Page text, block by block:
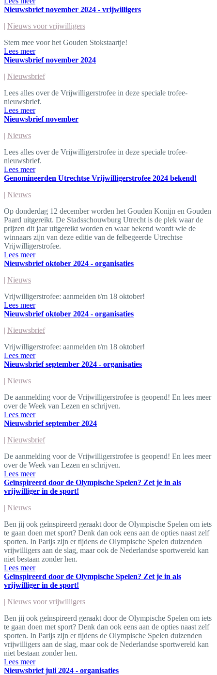
Nieuwsbrief november 2024 - vrijwilligers
| Nieuws voor vrijwilligers
Stem mee voor het Gouden Stokstaartje!
Lees meer
Nieuwsbrief november 2024
| Nieuwsbrief
Lees alles over de Vrijwilligerstrofee in deze speciale trofee-
nieuwsbrief.
Lees meer
Nieuwsbrief november
| Nieuws
Lees alles over de Vrijwilligerstrofee in deze speciale trofee-
nieuwsbrief.
Lees meer
Genomineerden Utrechtse Vrijwilligerstrofee 2024 bekend!
| Nieuws
Op donderdag 12 december worden het Gouden Konijn en Gouden
Paard uitgereikt. De Stadsschouwburg Utrecht is de plek waar de
prijzen dit jaar uitgereikt worden en waar bekend wordt wie de
winnaars zijn van deze editie van de felbegeerde Utrechtse
Vrijwilligerstrofee.
Lees meer
Nieuwsbrief oktober 2024 - organisaties
| Nieuws
Vrijwilligerstrofee: aanmelden t/m 18 oktober!
Lees meer
Nieuwsbrief oktober 2024 - organisaties
| Nieuwsbrief
Vrijwilligerstrofee: aanmelden t/m 18 oktober!
Lees meer
Nieuwsbrief september 2024 - organisaties
| Nieuws
De aanmelding voor de Vrijwilligerstrofee is geopend! En lees meer
over de Week van Lezen en schrijven.
Lees meer
Nieuwsbrief september 2024
| Nieuwsbrief
De aanmelding voor de Vrijwilligerstrofee is geopend! En lees meer
over de Week van Lezen en schrijven.
Lees meer
Geïnspireerd door de Olympische Spelen? Zet je in als
vrijwilliger in de sport!
| Nieuws
Ben jij ook geïnspireerd geraakt door de Olympische Spelen om iets
te gaan doen met sport? Denk dan ook eens aan de opties naast zelf
sporten. In Parijs zijn er tijdens de Olympische Spelen duizenden
vrijwilligers aan de slag, maar ook de Nederlandse sportwereld kan
niet bestaan zonder hen.
Lees meer
Geïnspireerd door de Olympische Spelen? Zet je in als
vrijwilliger in de sport!
| Nieuws voor vrijwilligers
Ben jij ook geïnspireerd geraakt door de Olympische Spelen om iets
te gaan doen met sport? Denk dan ook eens aan de opties naast zelf
sporten. In Parijs zijn er tijdens de Olympische Spelen duizenden
vrijwilligers aan de slag, maar ook de Nederlandse sportwereld kan
niet bestaan zonder hen.
Lees meer
Nieuwsbrief juli 2024 - organisaties